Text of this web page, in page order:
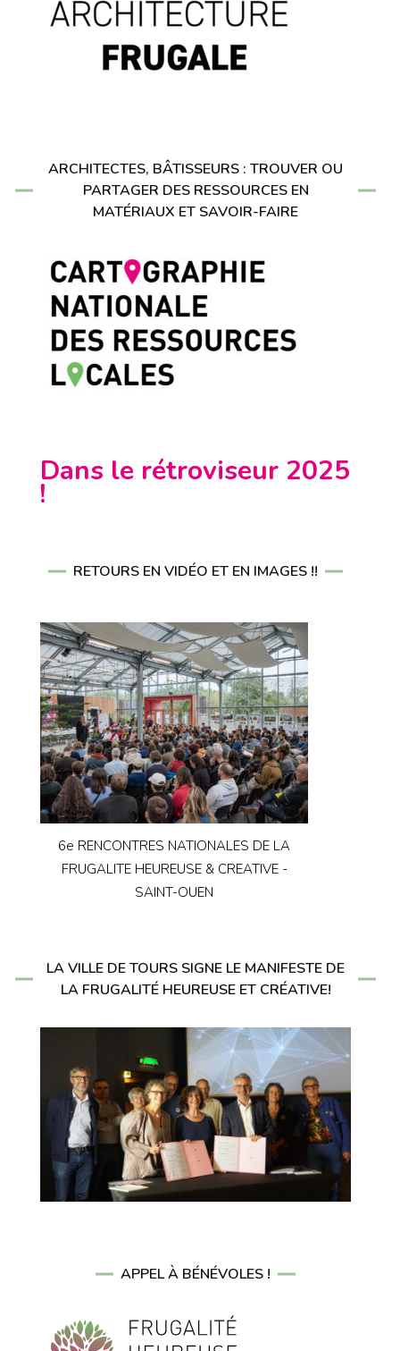
ARCHITECTES, BÂTISSEURS : TROUVER OU
PARTAGER DES RESSOURCES EN
MATÉRIAUX ET SAVOIR-FAIRE
Dans le rétroviseur 2025
!
RETOURS EN VIDÉO ET EN IMAGES !!
6e RENCONTRES NATIONALES DE LA
FRUGALITE HEUREUSE & CREATIVE -
SAINT-OUEN
LA VILLE DE TOURS SIGNE LE MANIFESTE DE
LA FRUGALITÉ HEUREUSE ET CRÉATIVE!
APPEL À BÉNÉVOLES !